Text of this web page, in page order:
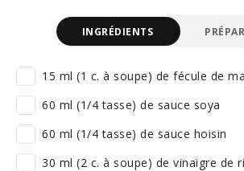
INGRÉDIENTS
15 ml (1 c. à soupe) de fécule de
60 ml (1/4 tasse) de sauce soya
60 ml (1/4 tasse) de sauce hoisin
30 ml (2 c. à soupe) de vinaigre de